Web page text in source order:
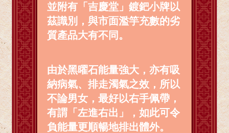
並附有「吉慶堂」鍍鈀小牌以
茲識別，與市面濫竽充數的劣
質產品大有不同。
由於黑曜石能量強大，亦有吸
納病氣、排走濁氣之效，所以
不論男女，最好以右手佩帶，
有謂「左進右出」，如此可令
負能量更順暢地排出體外。